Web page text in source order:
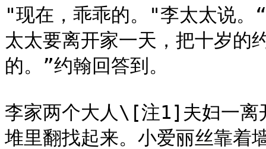
"现在，乖乖的。"李太太说。
太太要离开家一天，把十岁的
的。”约翰回答到。
李家两个大人\[注1]夫妇一离
堆里翻找起来。小爱丽丝靠着